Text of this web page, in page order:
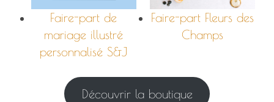
Faire-part de
mariage illustré
personnalisé S&J
Faire-part Fleurs des
Champs
Découvrir la boutique